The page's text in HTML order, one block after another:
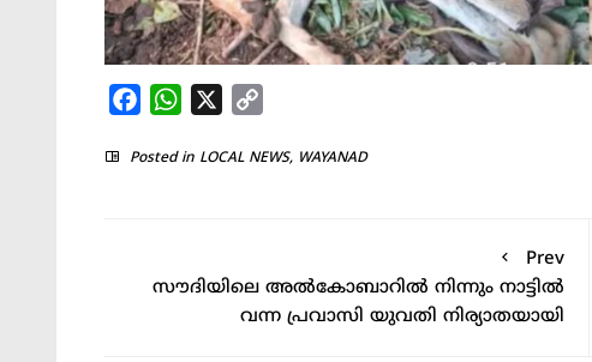
FacebookWhatsApp
Posted in LOCAL NEWS, WAYANAD
Prev
സൗദിയിലെ അല്‍കോബാറില്‍ നിന്നും നാട്ടില്‍
വന്ന പ്രവാസി യുവതി നിര്യാതയായി